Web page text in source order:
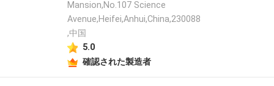
Mansion,No.107 Science
Avenue,Heifei,Anhui,China,230088
,中国
5.0
確認された製造者